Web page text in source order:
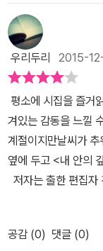
제일 마음에 남는다.
있었던 것인가 //비명
어머니의 한숨이야
보를 다 덮어줄 푸른
연잎 아래 감 두 알 >
해, 고단함이 가득하
그럼에도 한자리에서
숨도 가득한 삶이겠
속에 향기가 낭자하
와 화해로 가는 다리
용서와 화해의 길로
하얀 연기처럼공중
인생이라 했다.애쓴
시간 연기처럼 공중
러므로 나는 무엇도
에얇은 옷을 입고 앉
중반에 이른 여자의
인의 마음이 담겼으
치 않을 것이다. 출
을 시 한편 한편에
자리에 얼마나 앉아
우리두리 2015-
평소에 시집을 즐거
겨있는 감동을 느낄
계절이지만날씨가
옆에 두고 <내 안의
저자는 출한 편집
집자로, 아내로, 엄
하니 기대가 되더라
공감 (0) 댓글 (0)